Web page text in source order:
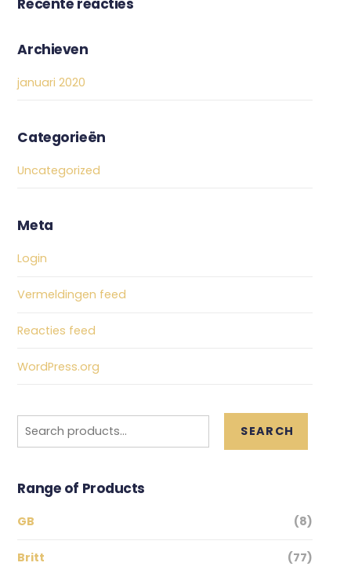
Archieven
januari 2020
Categorieën
Uncategorized
Meta
Login
Vermeldingen feed
Reacties feed
WordPress.org
SEARCH
Range of Products
GB (8)
Britt (77)